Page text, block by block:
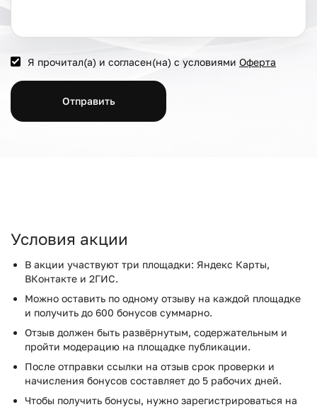
Я прочитал(а) и согласен(на) с условиями Оферта
Отправить
Условия акции
В акции участвуют три площадки: Яндекс Карты,
ВКонтакте и 2ГИС.
Можно оставить по одному отзыву на каждой площадке
и получить до 600 бонусов суммарно.
Отзыв должен быть развёрнутым, содержательным и
пройти модерацию на площадке публикации.
После отправки ссылки на отзыв срок проверки и
начисления бонусов составляет до 5 рабочих дней.
Чтобы получить бонусы, нужно зарегистрироваться на